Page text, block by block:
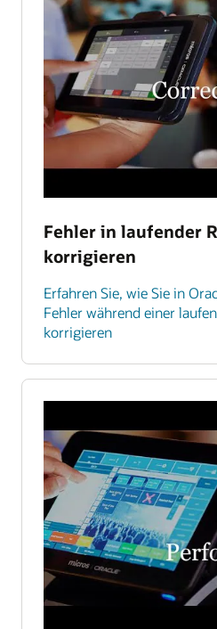
Fehler in laufender
korrigieren
Erfahren Sie, wie Sie in
Fehler während einer
korrigieren